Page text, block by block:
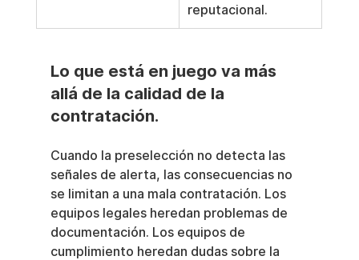
reputacional.
Lo que está en juego va más
allá de la calidad de la
contratación.
Cuando la preselección no detecta las
señales de alerta, las consecuencias no
se limitan a una mala contratación. Los
equipos legales heredan problemas de
documentación. Los equipos de
cumplimiento heredan dudas sobre la